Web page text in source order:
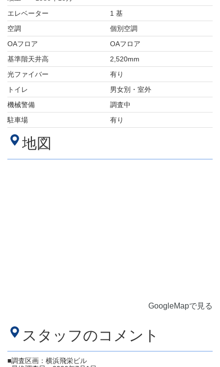
エレベーター
1 基
空調
個別空調
OAフロア
OAフロア
基準階天井高
2,520mm
光ファイバー
有り
トイレ
男女別・室外
機械警備
調査中
駐車場
有り
地図
GoogleMapで見る
スタッフのコメント
■調査区画：横浜飛栄ビル